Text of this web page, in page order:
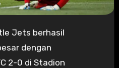
Jets berhasil
dengan
2-0 di Stadion